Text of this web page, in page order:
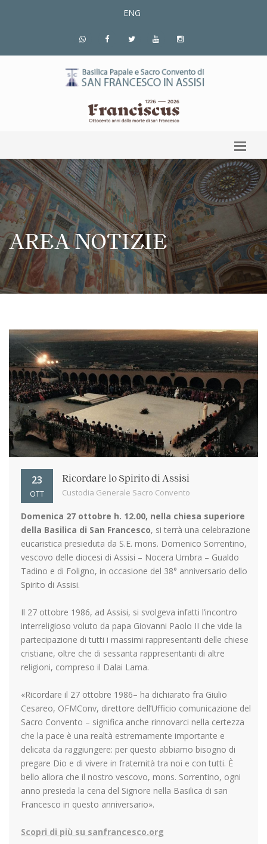
ENG
AREA NOTIZIE
23
OTT
Ricordare lo Spirito di Assisi
Custodia Generale Sacro Convento
Domenica 27 ottobre h. 12.00, nella chiesa superiore
della Basilica di San Francesco, si terrà una celebrazione
eucaristica presieduta da S.E. mons. Domenico Sorrentino,
vescovo delle diocesi di Assisi – Nocera Umbra – Gualdo
Tadino e di Foligno, in occasione del 38° anniversario dello
Spirito di Assisi.
Il 27 ottobre 1986, ad Assisi, si svolgeva infatti l’incontro
interreligioso voluto da papa Giovanni Paolo II che vide la
partecipazione di tutti i massimi rappresentanti delle chiese
cristiane, oltre che di sessanta rappresentanti di altre
religioni, compreso il Dalai Lama.
«Ricordare il 27 ottobre 1986– ha dichiarato fra Giulio
Cesareo, OFMConv, direttore dell’Ufficio comunicazione del
Sacro Convento – significa anche rinnovarci nella certezza
che la pace è una realtà estremamente importante e
delicata da raggiungere: per questo abbiamo bisogno di
pregare Dio e di vivere in fraternità tra noi e con tutti. È
bello allora che il nostro vescovo, mons. Sorrentino, ogni
anno presieda la cena del Signore nella Basilica di san
Francesco in questo anniversario».
Scopri di più su sanfrancesco.org